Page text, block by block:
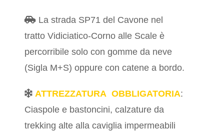
La strada SP71 del Cavone nel
tratto Vidiciatico-Corno alle Scale è
percorribile solo con gomme da neve
(Sigla M+S) oppure con catene a bordo.
ATTREZZATURA OBBLIGATORIA:
Ciaspole e bastoncini, calzature da
trekking alte alla caviglia impermeabili